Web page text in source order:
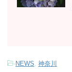
-NEWS, 神奈川